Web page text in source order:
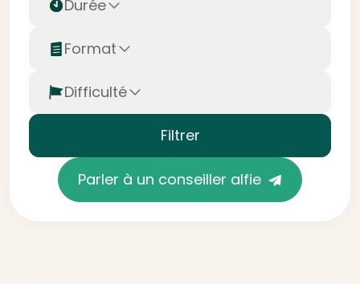
Durée
Format
Difficulté
Filtrer
Parler à un conseiller alfie